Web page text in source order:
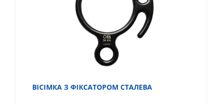
ВІСІМКА З ФІКСАТОРОМ СТАЛЕВА